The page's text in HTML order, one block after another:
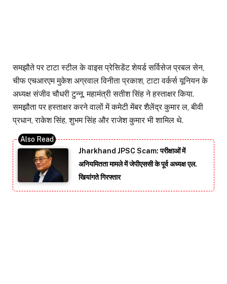
समझौते पर टाटा स्टील के वाइस प्रेसिडेंट शेयर्ड सर्विसेज प्रबल सेन,
चीफ एचआरएम मुकेश अग्रवाल विनीता प्रकाश, टाटा वर्कर्स यूनियन के
अध्यक्ष संजीव चौधरी टुन्नू, महामंत्री सतीश सिंह ने हस्ताक्षर किया.
समझौता पर हस्ताक्षर करने वालों में कमेटी मेंबर शैलेंद्र कुमार ल, बीवी
प्रधान, राकेश सिंह, शुभम सिंह और राजेश कुमार भी शामिल थे.
Jharkhand JPSC Scam: परीक्षाओं में
अनियमितता मामले में जेपीएससी के पूर्व अध्यक्ष एल.
खियांगते गिरफ्तार